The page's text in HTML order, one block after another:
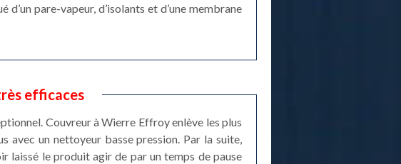
pare-vapeur, d’isolants et d’une membrane
efficaces
Couvreur à Wierre Effroy enlève les plus
avec un nettoyeur basse pression. Par la suite,
laissé le produit agir de par un temps de pause